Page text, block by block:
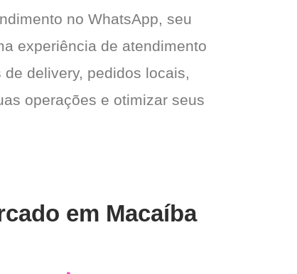
no WhatsApp, seu
experiência de atendimento
delivery, pedidos locais,
operações e otimizar seus
em Macaíba